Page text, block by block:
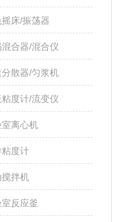
摇床/振荡器
合器/混合仪
分散器/匀浆机
度计/流变仪
室离心机
度计
搅拌机
室反应釜